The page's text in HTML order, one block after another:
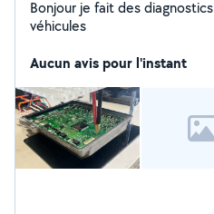
Bonjour je fait des
véhicules
Aucun avis pour l'instant